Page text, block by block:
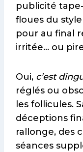
publicité
floues du
pour au final
irritée… ou
Oui, c’est
réglés ou
les follicules.
déceptions
rallonge, des
séances